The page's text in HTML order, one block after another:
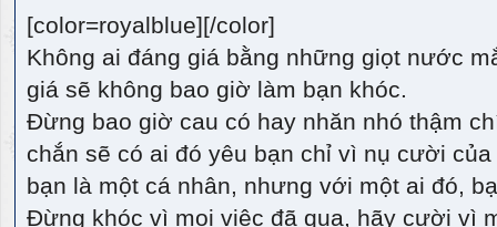
[color=royalblue][/color]
Không ai đáng giá bằng những giọt nước
giá sẽ không bao giờ làm bạn khóc.
Đừng bao giờ cau có hay nhăn nhó thậm
chắn sẽ có ai đó yêu bạn chỉ vì nụ cười
bạn là một cá nhân, nhưng với một ai đó,
Đừng khóc vì mọi việc đã qua, hãy cười vì